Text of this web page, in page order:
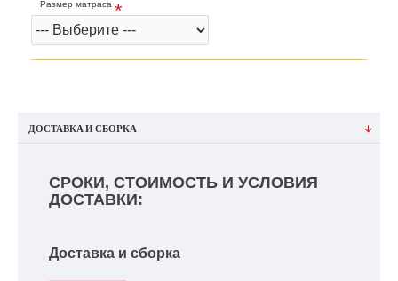
Размер матраса
ДОСТАВКА И СБОРКА
СРОКИ, СТОИМОСТЬ И УСЛОВИЯ
ДОСТАВКИ:
Доставка и сборка